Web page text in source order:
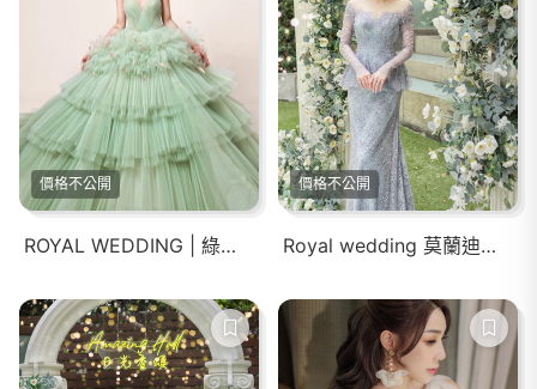
價格不公開
ROYAL WEDDING | 綠色V領大澎裙婚紗禮服
價格不公開
Royal wedding 莫蘭迪色系長袖A-LINE #家宴禮服